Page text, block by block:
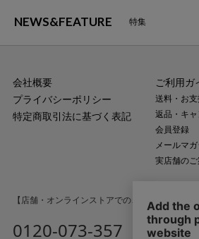
NEWS&FEATURE 特集
会社概要
プライバシーポリシー
特定商取引法に基づく表記
ご利用ガ
送料・お
返品・キ
会員登録
メールマ
実店舗の
【店舗・オンラインストアでのご購入に関する
0120-073-357 MAIL